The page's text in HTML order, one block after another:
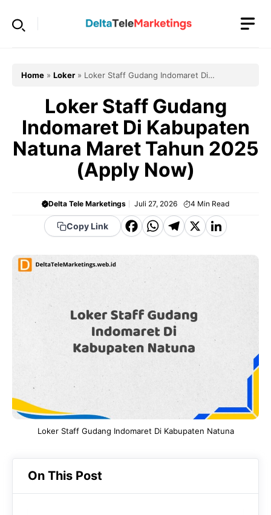
Home » Loker » Loker Staff Gudang Indomaret Di
Loker Staff Gudang
Indomaret Di Kabupaten
Natuna Maret Tahun 2025
(Apply Now)
Delta Tele Marketings Juli 27, 2026 4 Min Read
Copy Link
F
e
b
o
o
W
a
t
s
A
p
T
g
r
a
m
X Li
k
e
Loker Staff Gudang Indomaret Di Kabupaten Natuna
On This Post